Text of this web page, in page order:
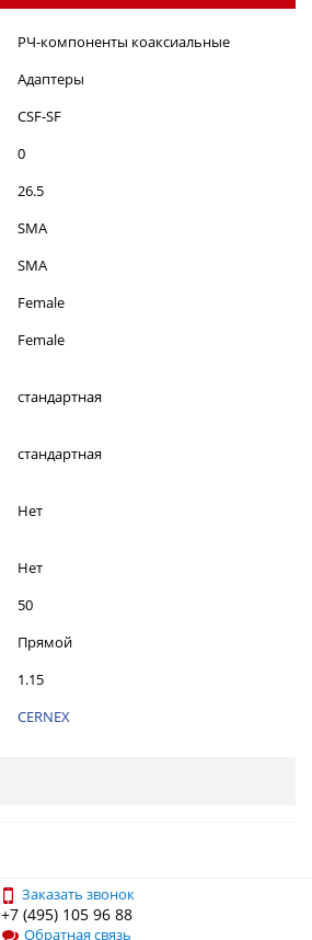
РЧ-компоненты коаксиальные
Адаптеры
CSF-SF
0
26.5
SMA
SMA
Female
Female
стандартная
стандартная
Нет
Нет
50
Прямой
1.15
CERNEX
Заказать звонок
+7 (495) 105 96 88
Обратная связь